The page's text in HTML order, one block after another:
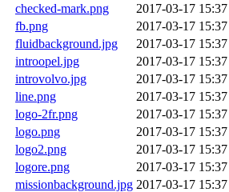
checked-mark.png
2017-03-17 15:37
fb.png
2017-03-17 15:37
fluidbackground.jpg
2017-03-17 15:37
introopel.jpg
2017-03-17 15:37
introvolvo.jpg
2017-03-17 15:37
line.png
2017-03-17 15:37
logo-2fr.png
2017-03-17 15:37
logo.png
2017-03-17 15:37
logo2.png
2017-03-17 15:37
logore.png
2017-03-17 15:37
missionbackground.jpg 2017-03-17 15:37